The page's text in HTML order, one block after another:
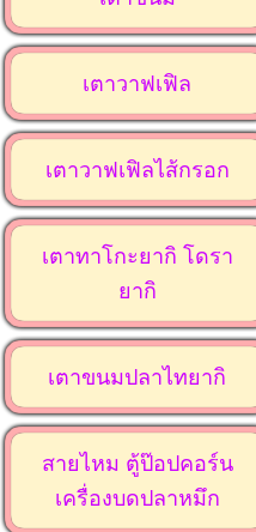
เตาวาฟเฟิล
เตาวาฟเฟิลไส้กรอก
เตาทาโกะยากิ โดรา
ยากิ
เตาขนมปลาไทยากิ
สายไหม ตู้ป๊อปคอร์น
เครื่องบดปลาหมึก